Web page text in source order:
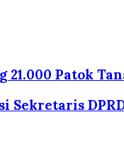
21.000 Patok
Sekretaris